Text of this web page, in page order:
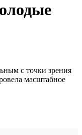
с точки зрения
масштабное